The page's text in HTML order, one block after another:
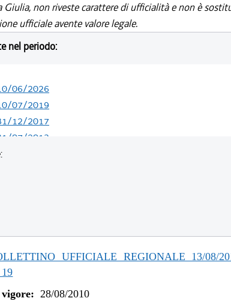
Giulia, non riveste carattere di ufficialità e non è
ufficiale avente valore legale.
nel periodo:
06/2026
07/2019
12/2017
07/2013
04/2013
12/2011
UFFICIALE REGIONALE 13/08/
28/08/2010